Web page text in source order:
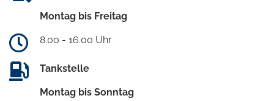
Montag bis Freitag
8.00 - 16.00 Uhr
Tankstelle
Montag bis Sonntag